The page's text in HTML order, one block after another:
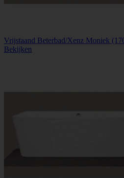
Vrijstaand Beterbad/Xenz Moniek
Bekijken